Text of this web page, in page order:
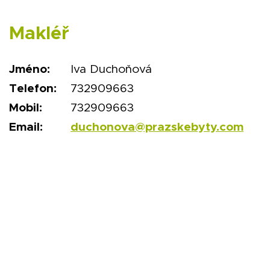
Makléř
Jméno:
Iva Duchoňová
Telefon:
732909663
Mobil:
732909663
Email:
duchonova@prazskebyty.com